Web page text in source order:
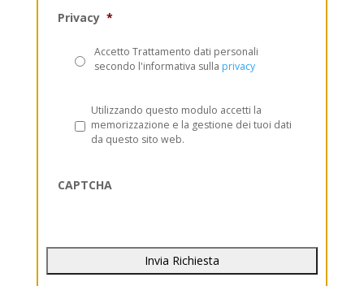
Privacy *
Accetto Trattamento dati personali
secondo l'informativa sulla privacy
Privacy *
Utilizzando questo modulo accetti la
memorizzazione e la gestione dei tuoi dati
da questo sito web.
CAPTCHA